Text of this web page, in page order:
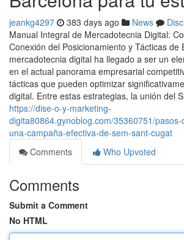
jeankg4297 383 days ago News
Manual Integral de Mercadotecnia Digital:
Conexión del Posicionamiento y Tácticas de
mercadotecnia digital ha llegado a ser un
en el actual panorama empresarial
tácticas que pueden optimizar
digital. Entre estas estrategias, la unión del
https://dise-o-y-marketing-
digita80864.gynoblog.com/35360751/
una-campaña-efectiva-de-sem-sant-cugat
Comments
Who Upvoted
Comments
Submit a Comment
No HTML